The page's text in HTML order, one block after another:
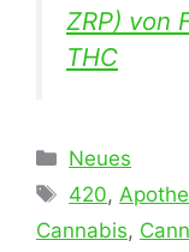
ZRP) von
THC
Kategorien
Neues
420,
Cannabis,